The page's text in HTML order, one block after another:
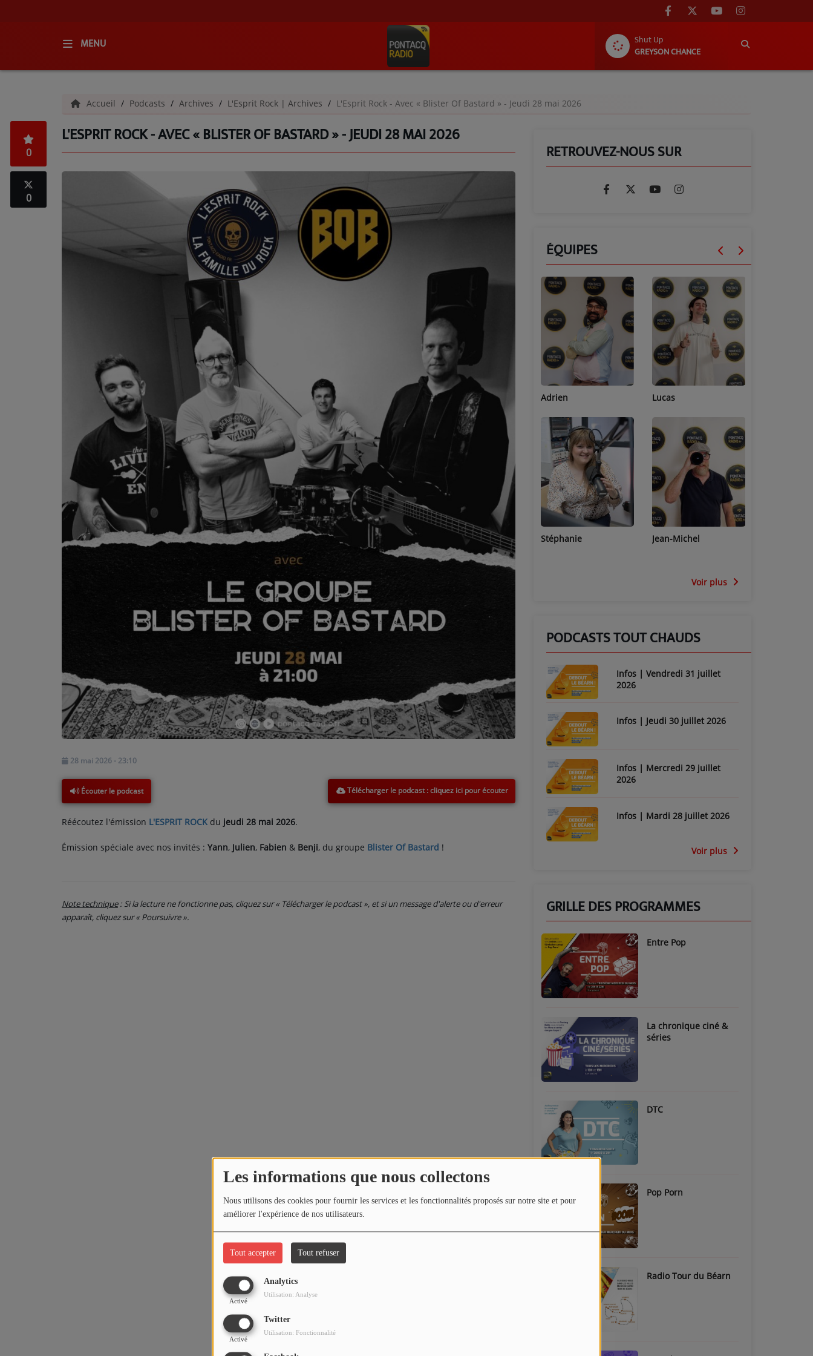
Les informations que nous collectons
Nous utilisons des cookies pour fournir les services et les fonctionnalités proposés sur notre site et pour
améliorer l'expérience de nos utilisateurs.
Tout accepter Tout refuser
Analytics
Activé
Utilisation: Analyse
Twitter
Activé
Utilisation: Fonctionnalité
MENU
Shut Up
GREYSON CHANCE
QUI SOMMES-NOUS ?
GRILLE DES PROGRAMMES
C'ÉTAIT QUOI CE TITRE ?
ANNONCEURS & ESPACE PRO
VOTRE PUBLICITÉ SUR PONTACQ RADIO
LOCATION DE STUDIOS
ÉDUCATION AUX MÉDIAS ET À
L'INFORMATION
EN QUOI ÇA CONSISTE ?
ÉCOUTEZ LES PRODUCTIONS
CRÉATIONS AUDIOVISUELLES
L'ŒIL DE L'OIE | PRÉSENTATION
VIDÉOS | L’ŒIL DE L'OIE
VIDÉOS | JEUX
Accueil Podcasts Archives L'Esprit Rock | Archives L'Esprit Rock - Avec « Blister Of Bastard » - Jeudi 28 mai 2026
L'ESPRIT ROCK - AVEC « BLISTER OF BASTARD » - JEUDI 28 MAI 2026
0
0
28 mai 2026 - 23:10
Écouter le podcast Télécharger le podcast
Réécoutez l'émission L'ESPRIT ROCK du jeudi 28 mai 2026.
Émission spéciale avec nos invités : Yann, Julien, Fabien & Benji, du groupe Blister Of Bastard !
Note technique: Si la lecture ne fonctionne pas, cliquez sur « Télécharger le podcast », et si un message d'alerte ou d'erreur
apparaît, cliquez sur « Poursuivre ».
RETROUVEZ-NOUS SUR
ÉQUIPES
Marion Adrien
Stéphanie
Lucas
Jean-Michel
Voir plus
PODCASTS TOUT CHAUDS
Infos | Vendredi 31 juillet
2026
Infos | Jeudi 30 juillet 2026
Infos | Mercredi 29 juillet
2026
Infos | Mardi 28 juillet 2026
Voir plus
GRILLE DES PROGRAMMES
Entre Pop
La chronique ciné &
séries
DTC
Pop Porn
Radio Tour du Béarn